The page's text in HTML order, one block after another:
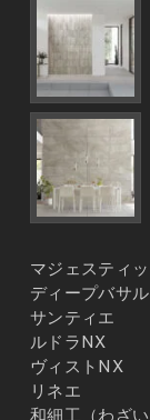
マジェスティ
ディープバサル
サンティエ
ルドラNX
ヴィストNX
リネエ
和細工（わざい